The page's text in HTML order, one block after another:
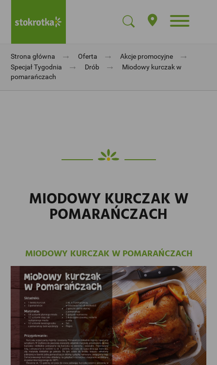
Strona główna → Oferta → Akcje promocyjne →
Specjał Tygodnia → Drób →
Miodowy kurczak w
pomarańczach
MIODOWY KURCZAK W
POMARAŃCZACH
MIODOWY KURCZAK W POMARAŃCZACH